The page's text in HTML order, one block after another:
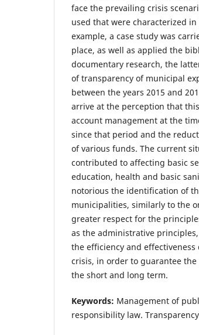
face the prevailing crisis
used that were characterized
example, a case study was
place, as well as applied the
documentary research, the
of transparency of municipal
between the years 2015 and
arrive at the perception that
account management at the
since that period and the
of various funds. The current
contributed to affecting basic
education, health and basic
notorious the identification of
municipalities, similarly to the
greater respect for the
as the administrative
the efficiency and
crisis, in order to guarantee
the short and long term.
Keywords: Management of
responsibility law.